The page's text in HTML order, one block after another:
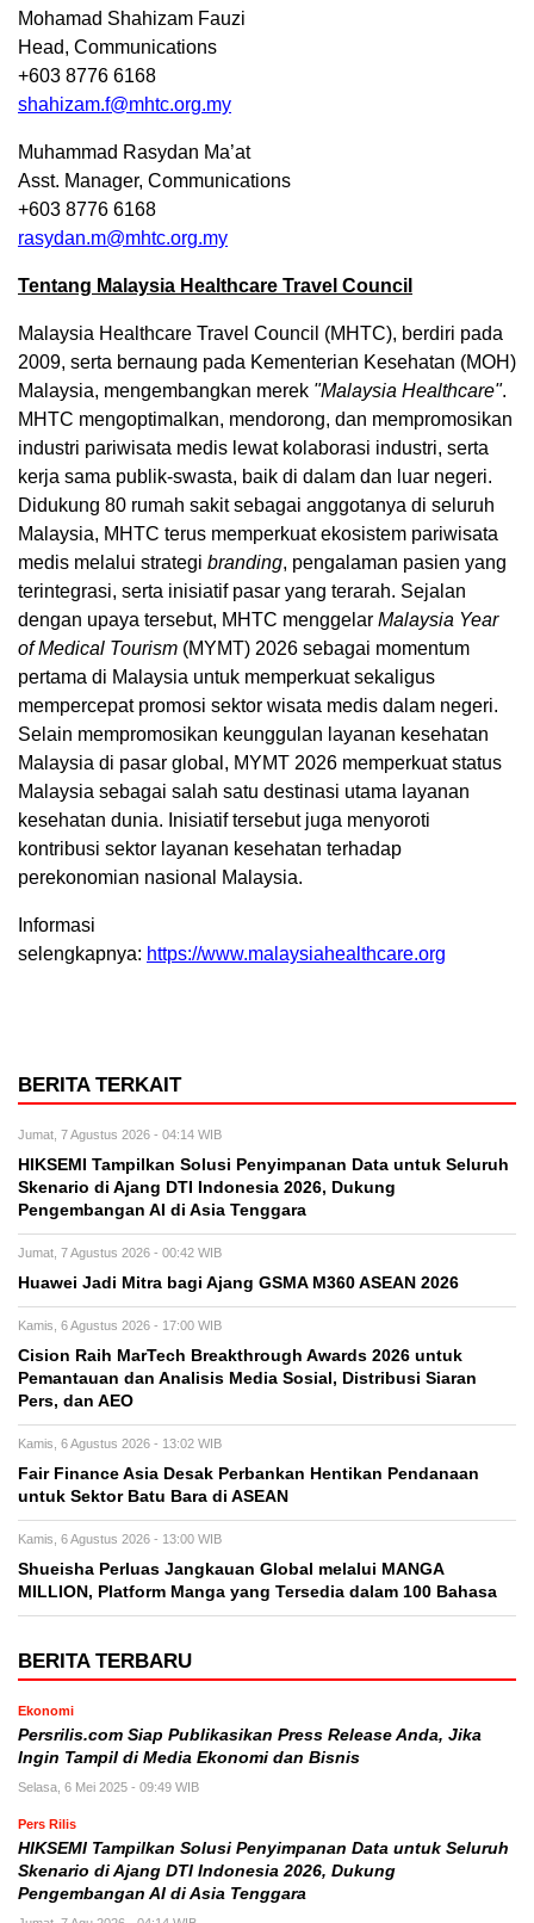
Mohamad Shahizam Fauzi
Head, Communications
+603 8776 6168
shahizam.f@mhtc.org.my
Muhammad Rasydan Ma’at
Asst. Manager, Communications
+603 8776 6168
rasydan.m@mhtc.org.my
Tentang Malaysia Healthcare Travel Council
Malaysia Healthcare Travel Council (MHTC), berdiri pada
2009, serta bernaung pada Kementerian Kesehatan (MOH)
Malaysia, mengembangkan merek "Malaysia Healthcare".
MHTC mengoptimalkan, mendorong, dan mempromosikan
industri pariwisata medis lewat kolaborasi industri, serta
kerja sama publik-swasta, baik di dalam dan luar negeri.
Didukung 80 rumah sakit sebagai anggotanya di seluruh
Malaysia, MHTC terus memperkuat ekosistem pariwisata
medis melalui strategi branding, pengalaman pasien yang
terintegrasi, serta inisiatif pasar yang terarah. Sejalan
dengan upaya tersebut, MHTC menggelar Malaysia Year
of Medical Tourism (MYMT) 2026 sebagai momentum
pertama di Malaysia untuk memperkuat sekaligus
mempercepat promosi sektor wisata medis dalam negeri.
Selain mempromosikan keunggulan layanan kesehatan
Malaysia di pasar global, MYMT 2026 memperkuat status
Malaysia sebagai salah satu destinasi utama layanan
kesehatan dunia. Inisiatif tersebut juga menyoroti
kontribusi sektor layanan kesehatan terhadap
perekonomian nasional Malaysia.
Informasi
selengkapnya: https://www.malaysiahealthcare.org
BERITA TERKAIT
Jumat, 7 Agustus 2026 - 04:14 WIB
HIKSEMI Tampilkan Solusi Penyimpanan Data untuk Seluruh
Skenario di Ajang DTI Indonesia 2026, Dukung
Pengembangan AI di Asia Tenggara
Jumat, 7 Agustus 2026 - 00:42 WIB
Huawei Jadi Mitra bagi Ajang GSMA M360 ASEAN 2026
Kamis, 6 Agustus 2026 - 17:00 WIB
Cision Raih MarTech Breakthrough Awards 2026 untuk
Pemantauan dan Analisis Media Sosial, Distribusi Siaran
Pers, dan AEO
Kamis, 6 Agustus 2026 - 13:02 WIB
Fair Finance Asia Desak Perbankan Hentikan Pendanaan
untuk Sektor Batu Bara di ASEAN
Kamis, 6 Agustus 2026 - 13:00 WIB
Shueisha Perluas Jangkauan Global melalui MANGA
MILLION, Platform Manga yang Tersedia dalam 100 Bahasa
BERITA TERBARU
Ekonomi
Persrilis.com Siap Publikasikan Press Release Anda, Jika
Ingin Tampil di Media Ekonomi dan Bisnis
Selasa, 6 Mei 2025 - 09:49 WIB
Pers Rilis
HIKSEMI Tampilkan Solusi Penyimpanan Data untuk Seluruh
Skenario di Ajang DTI Indonesia 2026, Dukung
Pengembangan AI di Asia Tenggara